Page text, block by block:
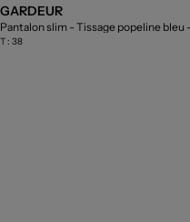
GARDEUR
Pantalon slim - Tissage popeline bleu
T : 38